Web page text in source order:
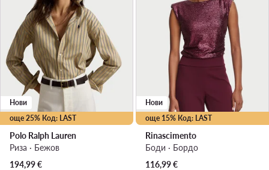
още 25% Код: LAST
Нови
Polo Ralph Lauren
Риза · Бежов
194,99€
още 15% Код: LAST
Нови
Rinascimento
Боди · Бордо
116,99€